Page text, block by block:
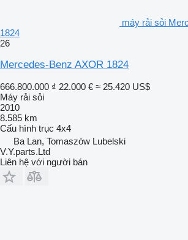
máy rải sỏi
1824
26
Mercedes-Benz AXOR 1824
666.800.000 ₫ 22.000 € ≈ 25.420 US$
Máy rải sỏi
2010
8.585 km
Cấu hình trục 4x4
Ba Lan, Tomaszów Lubelski
V.Y.parts.Ltd
Liên hệ với người bán